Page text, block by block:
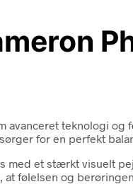
avanceret teknologi
for en perfekt
med et stærkt visuelt
følelsen og